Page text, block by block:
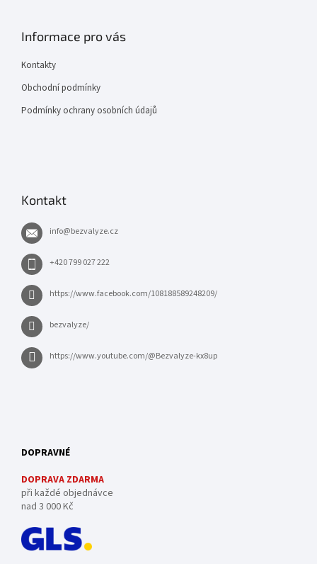
Informace pro vás
Kontakty
Obchodní podmínky
Podmínky ochrany osobních údajů
Kontakt
info@bezvalyze.cz
+420 799 027 222
https://www.facebook.com/108188589248209/
bezvalyze/
https://www.youtube.com/@Bezvalyze-kx8up
DOPRAVNÉ
DOPRAVA ZDARMA
při každé objednávce
nad 3 000 Kč